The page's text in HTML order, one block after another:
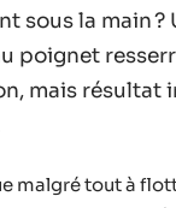
sous la main ?
poignet
mais résultat
malgré tout à